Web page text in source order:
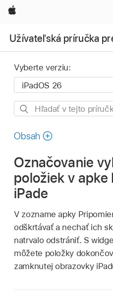
Apple
Užívateľská príručka
Vyberte verziu:
Hľadať
príručke
Obsah
Označovanie
položiek v apke
iPade
V zozname apky
odškrtávať a nechať ich
natrvalo odstrániť. S
môžete položky
zamknutej obrazovky